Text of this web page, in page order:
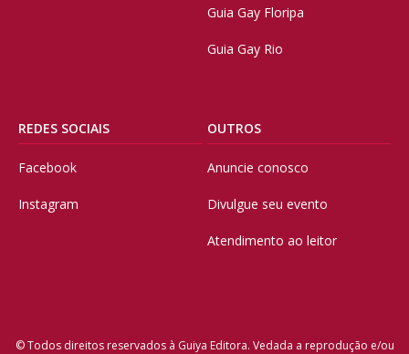
Guia Gay Floripa
Guia Gay Rio
REDES SOCIAIS
Facebook
Instagram
OUTROS
Anuncie conosco
Divulgue seu evento
Atendimento ao leitor
© Todos direitos reservados à Guiya Editora. Vedada a reprodução e/ou